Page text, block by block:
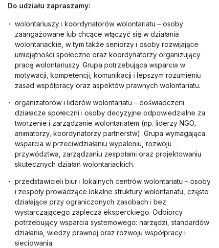
Do udziału zapraszamy:
wolontariuszy i koordynatorów wolontariatu – osoby
zaangażowane lub chcące włączyć się w działania
wolontariackie, w tym także seniorzy i osoby rozwijające
umiejętności społeczne oraz koordynatorzy organizujący
pracę wolontariuszy. Grupa potrzebująca wsparcia w
motywacji, kompetencji, komunikacji i lepszym rozumieniu
zasad współpracy oraz aspektów prawnych wolontariatu.
organizatorów i liderów wolontariatu – doświadczeni
działacze społeczni i osoby decyzyjne odpowiedzialne za
tworzenie i zarządzanie wolontariatem (np. liderzy NGO,
animatorzy, koordynatorzy partnerstw). Grupa wymagająca
wsparcia w przeciwdziałaniu wypaleniu, rozwoju
przywództwa, zarządzaniu zespołami oraz projektowaniu
skutecznych działań wolontariackich.
przedstawicieli biur i lokalnych centrów wolontariatu – osoby
i zespoły prowadzące lokalne struktury wolontariatu, często
działające przy ograniczonych zasobach i bez
wystarczającego zaplecza eksperckiego. Odbiorcy
potrzebujący wsparcia systemowego: narzędzi, standardów
działania, wiedzy prawnej oraz rozwoju współpracy i
sieciowania.